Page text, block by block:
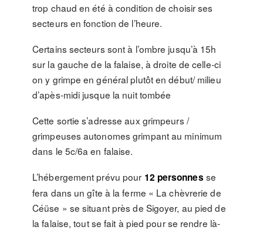
trop chaud en été à condition de choisir ses
secteurs en fonction de l’heure.
Certains secteurs sont à l’ombre jusqu’à 15h
sur la gauche de la falaise, à droite de celle-ci
on y grimpe en général plutôt en début/ milieu
d’apès-midi jusque la nuit tombée
Cette sortie s’adresse aux grimpeurs /
grimpeuses autonomes grimpant au minimum
dans le 5c/6a en falaise.
L’hébergement prévu pour 12 personnes se
fera dans un gîte à la ferme « La chèvrerie de
Céüse » se situant près de Sigoyer, au pied de
la falaise, tout se fait à pied pour se rendre là-